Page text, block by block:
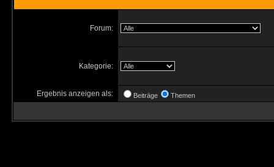
Forum:
Kategorie:
Ergebnis anzeigen als: Beiträge Themen